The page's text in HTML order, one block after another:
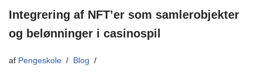
Integrering af NFT’er som samlerobjekter
og belønninger i casinospil
af Pengeskole Blog